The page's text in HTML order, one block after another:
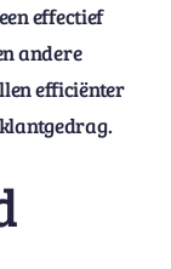
effectief
andere
efficiënter